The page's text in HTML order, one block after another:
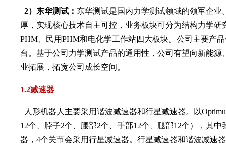
2）东华测试： 东华测试是国内力学测试领域的领军企
厚，实现核心技术自主可控，业务板块可分为结构力学
PHM、民用PHM和电化学工作站四大板块。公司主要产
台。基于公司力学测试产品的通用性，公司有望向新能
业拓展，拓宽公司成长空间。
1.2减速器
人形机器人主要采用谐波减速器和行星减速器。以
12个、脖子2个、腰部2个、手部12个、腿部12个），其
器，4个关节会采用行星减速器。行星减速器和谐波减速